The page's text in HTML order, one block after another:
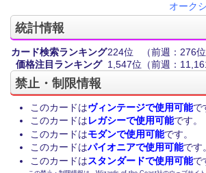
オーク
統計情報
カード検索ランキング224位 （前週：276位
価格注目ランキング 1,547位 （前週：
禁止・制限情報
このカードはヴィンテージで使用可能で
このカードはレガシーで使用可能です。
このカードはモダンで使用可能です。
このカードはパイオニアで使用可能です。
このカードはスタンダードで使用可能で